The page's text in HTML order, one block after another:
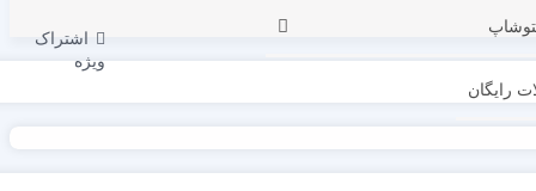
رایگان
اشتراک
ویژه